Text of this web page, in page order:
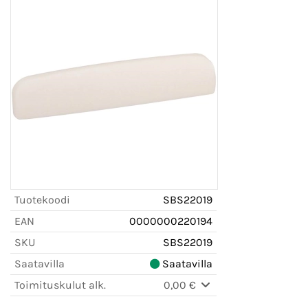
Tuotekoodi
SBS22019
EAN
0000000220194
SKU
SBS22019
Saatavilla
Saatavilla
Toimituskulut alk.
0,00 €